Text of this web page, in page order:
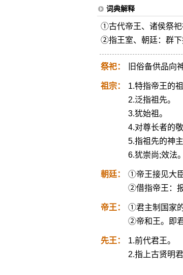
词典解释
①古代帝王、诸侯祭祀
②指王室、朝廷：群下
祭祀： 旧俗备供品向
祖宗：
1.特指帝王的
2.泛指祖先。
3.犹始祖。
4.对尊长者的敬
5.指祖先的神主
6.犹崇尚;效法。
朝廷：
①帝王接见大
②借指帝王：报
帝王：
①君主制国家
②帝和王。即
先王：
1.前代君王。
2.指上古贤明君